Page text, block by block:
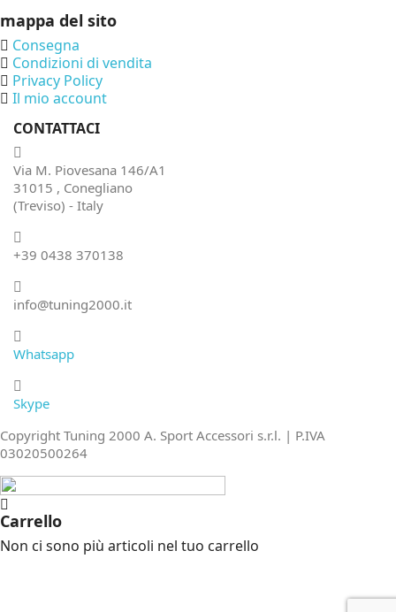
mappa del sito
Consegna
Condizioni di vendita
Privacy Policy
Il mio account
CONTATTACI
Via M. Piovesana 146/A1
31015 , Conegliano
(Treviso) - Italy
+39 0438 370138
info@tuning2000.it
Whatsapp
Skype
Copyright Tuning 2000 A. Sport Accessori s.r.l. | P.IVA
03020500264
Carrello
Non ci sono più articoli nel tuo carrello